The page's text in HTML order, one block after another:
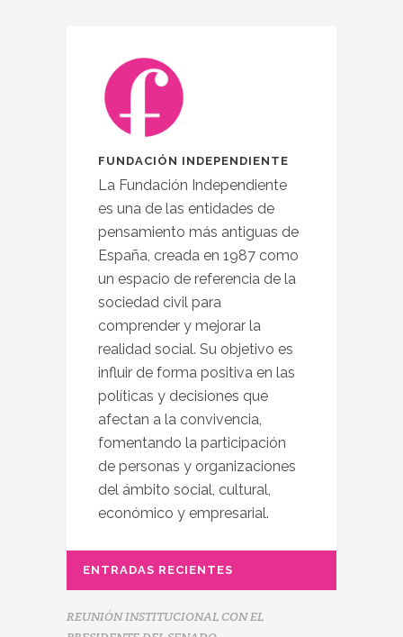
FUNDACIÓN INDEPENDIENTE
La Fundación Independiente
es una de las entidades de
pensamiento más antiguas de
España, creada en 1987 como
un espacio de referencia de la
sociedad civil para
comprender y mejorar la
realidad social. Su objetivo es
influir de forma positiva en las
políticas y decisiones que
afectan a la convivencia,
fomentando la participación
de personas y organizaciones
del ámbito social, cultural,
económico y empresarial.
ENTRADAS RECIENTES
REUNIÓN INSTITUCIONAL CON EL